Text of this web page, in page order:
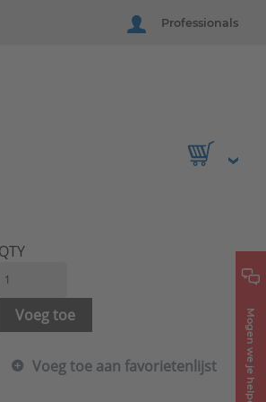
Professionals
Mogen we je helpen?
QTY
Voeg toe
Voeg toe aan favorietenlijst